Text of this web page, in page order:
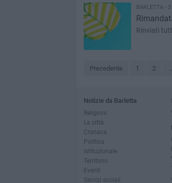
BARLETTA -
Rinviati
Precedente 1 2
Notizie da Barletta
Religioni
La città
Cronaca
Politica
Istituzionale
Territorio
Eventi
Servizi sociali